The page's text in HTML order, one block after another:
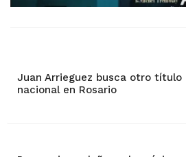
Juan Arrieguez busca otro título
nacional en Rosario